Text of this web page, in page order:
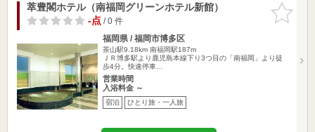
お気に入
りに追加
萃豊閣ホテル（南福岡グリーンホテル新館）
-点/ 0 件
福岡県 / 福岡市博多区
茶山駅9.18km 南福岡駅187m
ＪＲ博多駅より鹿児島本線下り3つ目の「南福岡」より徒
歩4分。快速停車…
営業時間
入浴料金 ～
宿泊 ひとり旅・一人旅